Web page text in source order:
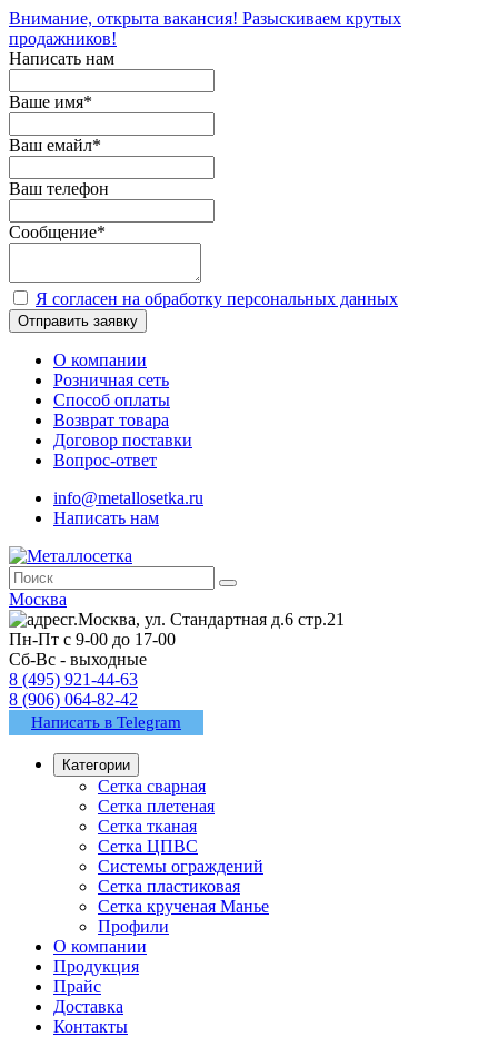
Внимание, открыта вакансия! Разыскиваем крутых
продажников!
Написать нам
Ваше имя*
Ваш емайл*
Ваш телефон
Сообщение*
Я согласен на обработку персональных данных
Отправить заявку
О компании
Розничная сеть
Способ оплаты
Возврат товара
Договор поставки
Вопрос-ответ
info@metallosetka.ru
Написать нам
Москва
г.Москва, ул. Стандартная д.6 стр.21
Пн-Пт с 9-00 до 17-00
Сб-Вс - выходные
8 (495) 921-44-63
8 (906) 064-82-42
Написать в Telegram
Категории
Сетка сварная
Сетка плетеная
Сетка тканая
Сетка ЦПВС
Системы ограждений
Сетка пластиковая
Сетка крученая Манье
Профили
О компании
Продукция
Прайс
Доставка
Контакты